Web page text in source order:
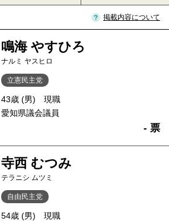
掲載内容について
鳴海 やすひろ
ナルミ ヤスヒロ
立憲民主党
43歳 (男)
現職
愛知県議会議員
- 票
寺西 むつみ
テラニシ ムツミ
自由民主党
54歳 (男)
現職